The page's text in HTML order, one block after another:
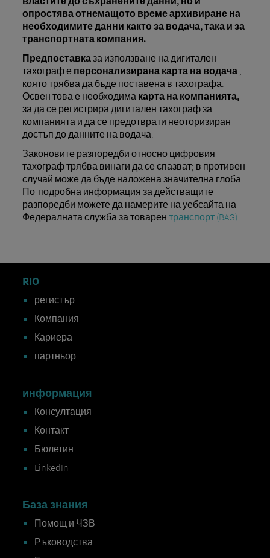
опростява отнемащото време архивиране на
необходимите данни както за водача, така и за
транспортната компания.
Предпоставказа използване на дигитален
тахограф е персонализирана карта на водача,
която трябва да бъде поставена в тахографа.
Освен това е необходима карта на компанията,
за да се регистрира дигитален тахограф за
компанията и да се предотврати неоторизиран
достъп до данните на водача.
Законовите разпоредби относно цифровия
тахограф трябва винаги да се спазват; в противен
случай може да бъде наложена значителна глоба.
По-подробна информация за действащите
разпоредби можете да намерите на уебсайта на
Федералната служба за товарен транспорт (BAG) .
RIO
регистър
Компания
Кариера
партньор
информация
Консултация
Контакт
Бюлетин
LinkedIn
База знания
Помощ и ЧЗВ
Ръководства